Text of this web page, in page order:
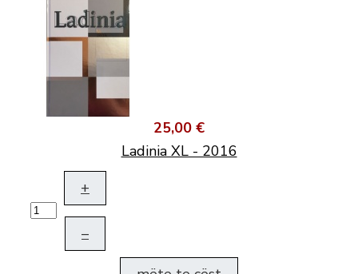
25,00 €
Ladinia XL - 2016
+
–